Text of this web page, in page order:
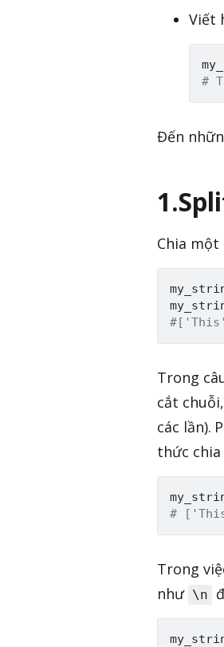
Viết
#
Đến
Chia một
Trong
cắt
các lần).
thức
#
Trong
như \n